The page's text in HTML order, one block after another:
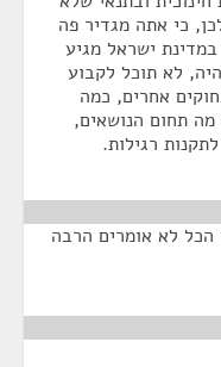
כי אתה מגדיר פה
ישראל מגיע
לא תוכל לקבוע
אחרים, כמה
תחום הנושאים,
רגילות.
לא אומרים הרבה